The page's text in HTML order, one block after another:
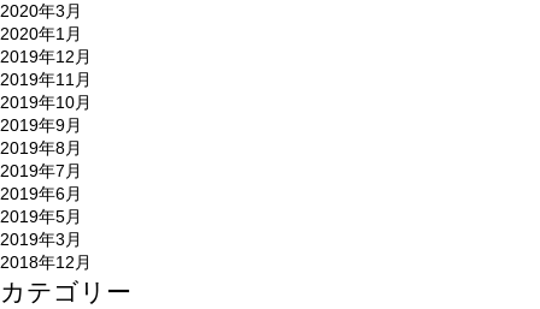
2020年3月
2020年1月
2019年12月
2019年11月
2019年10月
2019年9月
2019年8月
2019年7月
2019年6月
2019年5月
2019年3月
2018年12月
カテゴリー